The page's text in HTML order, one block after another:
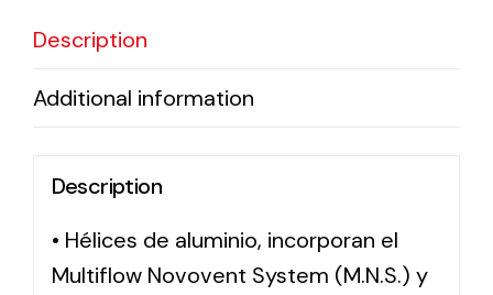
Description
Additional information
Description
• Hélices de aluminio, incorporan el
Multiflow Novovent System (M.N.S.) y